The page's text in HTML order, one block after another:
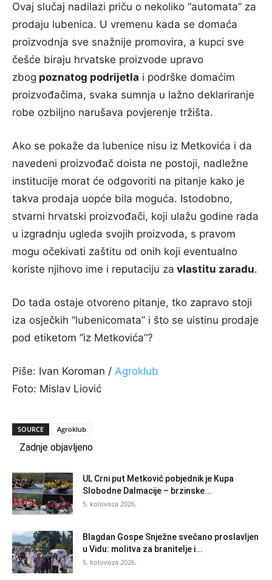
Ovaj slučaj nadilazi priču o nekoliko “automata” za
prodaju lubenica. U vremenu kada se domaća
proizvodnja sve snažnije promovira, a kupci sve
češće biraju hrvatske proizvode upravo
zbog poznatog podrijetla i podrške domaćim
proizvođačima, svaka sumnja u lažno deklariranje
robe ozbiljno narušava povjerenje tržišta.
Ako se pokaže da lubenice nisu iz Metkovića i da
navedeni proizvođač doista ne postoji, nadležne
institucije morat će odgovoriti na pitanje kako je
takva prodaja uopće bila moguća. Istodobno,
stvarni hrvatski proizvođači, koji ulažu godine rada
u izgradnju ugleda svojih proizvoda, s pravom
mogu očekivati zaštitu od onih koji eventualno
koriste njihovo ime i reputaciju za vlastitu zaradu.
Do tada ostaje otvoreno pitanje, tko zapravo stoji
iza osječkih “lubenicomata” i što se uistinu prodaje
pod etiketom “iz Metkovića”?
Piše: Ivan Koroman / Agroklub
Foto: Mislav Liović
SOURCE Agroklub
Zadnje objavljeno
UL Crni put Metković pobjednik je Kupa
Slobodne Dalmacije – brzinske...
5. kolovoza 2026.
Blagdan Gospe Snježne svečano proslavljen
u Vidu: molitva za branitelje i...
5. kolovoza 2026.